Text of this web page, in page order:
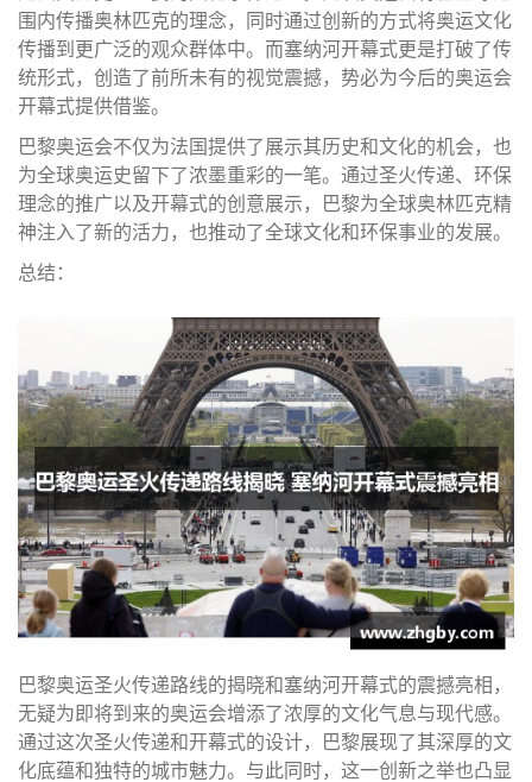
围内传播奥林匹克的理念，同时通过创新的方式将奥运文化
传播到更广泛的观众群体中。而塞纳河开幕式更是打破了传
统形式，创造了前所未有的视觉震撼，势必为今后的奥运会
开幕式提供借鉴。
巴黎奥运会不仅为法国提供了展示其历史和文化的机会，也
为全球奥运史留下了浓墨重彩的一笔。通过圣火传递、环保
理念的推广以及开幕式的创意展示，巴黎为全球奥林匹克精
神注入了新的活力，也推动了全球文化和环保事业的发展。
总结：
巴黎奥运圣火传递路线的揭晓和塞纳河开幕式的震撼亮相，
无疑为即将到来的奥运会增添了浓厚的文化气息与现代感。
通过这次圣火传递和开幕式的设计，巴黎展现了其深厚的文
化底蕴和独特的城市魅力。与此同时，这一创新之举也凸显